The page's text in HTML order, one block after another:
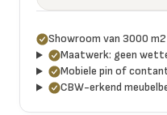
Showroom van 3000 m2
Maatwerk: geen
Mobiele pin of
CBW-erkend